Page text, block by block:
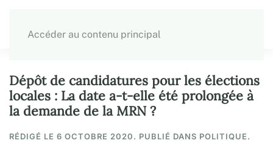
Accéder au contenu principal
Dépôt de candidatures pour les élections
locales : La date a-t-elle été prolongée à
la demande de la MRN ?
RÉDIGÉ LE 6 OCTOBRE 2020. PUBLIÉ DANS POLITIQUE.